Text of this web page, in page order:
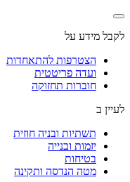
לקבל מידע על
הצטרפות להתאחדות
ועדה פריטטית
חוברות תחזוקה
לעיין ב
תשתיות ובניה חוזית
יזמות ובנייה
בטיחות
מטה הנדסה ותקינה